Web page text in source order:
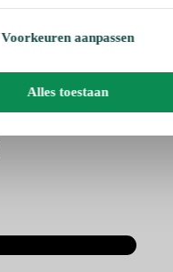
Voorkeuren aanpassen
Alles toestaan